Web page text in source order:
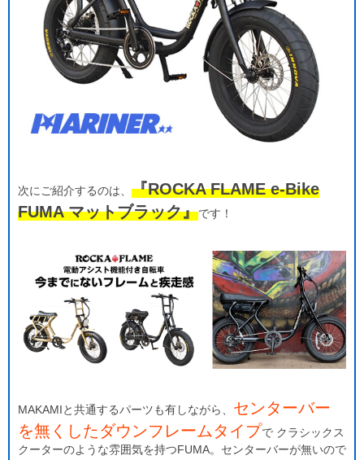
次にご紹介するのは、 『ROCKA FLAME e-Bike
FUMA マットブラック』です！
MAKAMIと共通するパーツも有しながら、 センターバー
を無くしたダウンフレームタイプで クラシックス
クーターのような雰囲気を持つFUMA。センターバーが無いので